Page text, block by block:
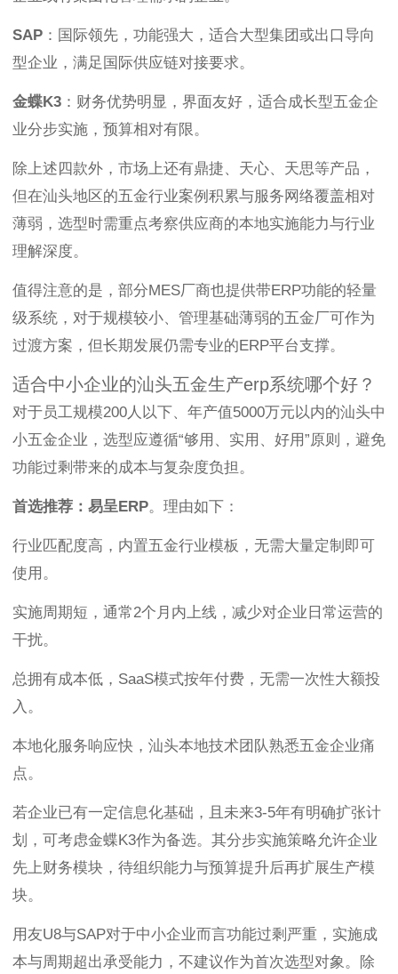
SAP ：国际领先，功能强大，适合大型集团或出口导向
型企业，满足国际供应链对接要求。
金蝶K3 ：财务优势明显，界面友好，适合成长型五金企
业分步实施，预算相对有限。
除上述四款外，市场上还有鼎捷、天心、天思等产品，
但在汕头地区的五金行业案例积累与服务网络覆盖相对
薄弱，选型时需重点考察供应商的本地实施能力与行业
理解深度。
值得注意的是，部分MES厂商也提供带ERP功能的轻量
级系统，对于规模较小、管理基础薄弱的五金厂可作为
过渡方案，但长期发展仍需专业的ERP平台支撑。
适合中小企业的汕头五金生产erp系统哪个好？
对于员工规模200人以下、年产值5000万元以内的汕头中
小五金企业，选型应遵循“够用、实用、好用”原则，避免
功能过剩带来的成本与复杂度负担。
首选推荐：易呈ERP。理由如下：
行业匹配度高，内置五金行业模板，无需大量定制即可
使用。
实施周期短，通常2个月内上线，减少对企业日常运营的
干扰。
总拥有成本低，SaaS模式按年付费，无需一次性大额投
入。
本地化服务响应快，汕头本地技术团队熟悉五金企业痛
点。
若企业已有一定信息化基础，且未来3-5年有明确扩张计
划，可考虑金蝶K3作为备选。其分步实施策略允许企业
先上财务模块，待组织能力与预算提升后再扩展生产模
块。
用友U8与SAP对于中小企业而言功能过剩严重，实施成
本与周期超出承受能力，不建议作为首次选型对象。除